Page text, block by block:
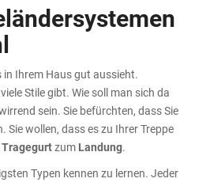
in Ihrem Haus gut aussieht.
Stile gibt. Wie soll man sich da
sein. Sie befürchten, dass Sie
Sie wollen, dass es zu Ihrer Treppe
Tragegurtzum Landung.
Typen kennen zu lernen. Jeder